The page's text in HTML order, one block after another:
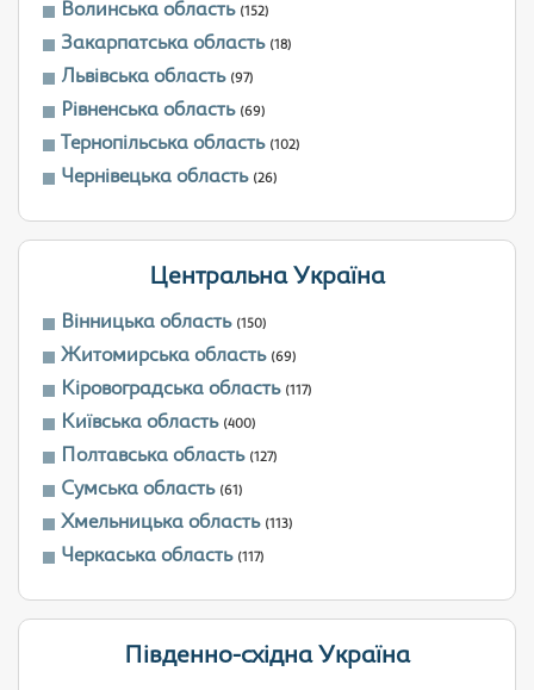
Волинська область (152)
Закарпатська область (18)
Львівська область (97)
Рівненська область (69)
Тернопільська область (102)
Чернівецька область (26)
Центральна Україна
Вінницька область (150)
Житомирська область (69)
Кіровоградська область (117)
Київська область (400)
Полтавська область (127)
Сумська область (61)
Хмельницька область (113)
Черкаська область (117)
Південно-східна Україна